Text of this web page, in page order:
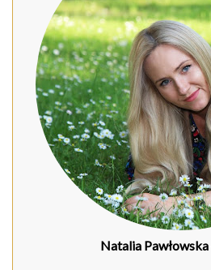
Natalia Pawłowska